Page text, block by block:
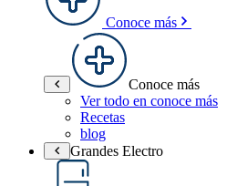
Conoce más
Conoce más
Ver todo en conoce más
Recetas
blog
Grandes Electro